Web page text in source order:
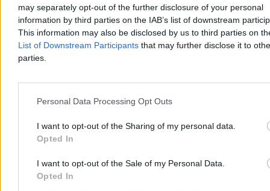
may separately opt-out of the further disclosure of your personal
information by third parties on the IAB’s list of downstream
This information may also be disclosed by us to third parties on
List of Downstream Participants that may further disclose it to
parties.
Personal Data Processing Opt Outs
I want to opt-out of the Sharing of my personal data.
Opted In
I want to opt-out of the Sale of my Personal Data.
Opted In
„Podobno grad miał nawet wielkość pięści”.
Silne gradobicie uszkodziło w czwartek dachy budynków w